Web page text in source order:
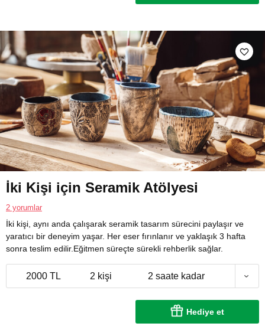
İki Kişi için Seramik Atölyesi
2 yorumlar
İki kişi, aynı anda çalışarak seramik tasarım sürecini paylaşır ve
yaratıcı bir deneyim yaşar. Her eser fırınlanır ve yaklaşık 3 hafta
sonra teslim edilir.Eğitmen süreçte sürekli rehberlik sağlar.
2000 TL 2 kişi 2 saate kadar
Hediye et